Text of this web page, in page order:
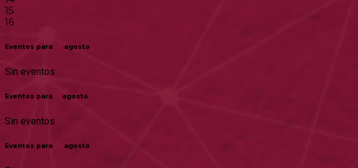
15
16
Eventos para agosto
Sin eventos
Eventos para agosto
Sin eventos
Eventos para agosto